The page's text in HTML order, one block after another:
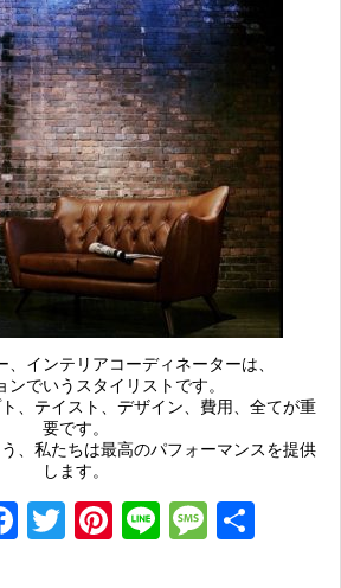
、インテリアコーディネーターは、
ンでいうスタイリストです。
、テイスト、デザイン、費用、全てが重
要です。
、私たちは最高のパフォーマンスを提供
します。
Facebook
TwitterPinterest
Line